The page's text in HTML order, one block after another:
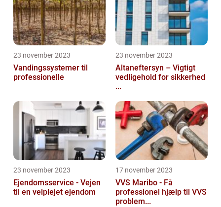
23 november 2023
Vandingssystemer til
professionelle
23 november 2023
Altaneftersyn – Vigtigt
vedligehold for sikkerhed
...
23 november 2023
Ejendomsservice - Vejen
til en velplejet ejendom
17 november 2023
VVS Maribo - Få
professionel hjælp til VVS
problem...